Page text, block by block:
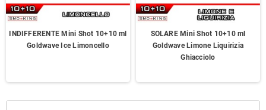
INDIFFERENTE Mini Shot 10+10 ml
Goldwave Ice Limoncello
SOLARE Mini Shot 10+10 ml
Goldwave Limone Liquirizia
Ghiacciolo